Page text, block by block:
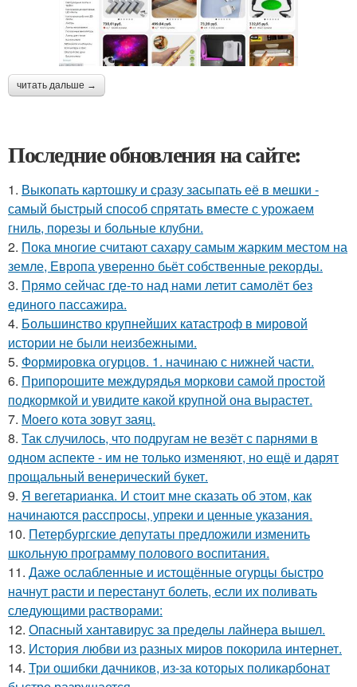
читать дальше →
Последние обновления на сайте:
1. Выкопать картошку и сразу засыпать её в мешки -
самый быстрый способ спрятать вместе с урожаем
гниль, порезы и больные клубни.
2. Пока многие считают сахару самым жарким местом на
земле, Европа уверенно бьёт собственные рекорды.
3. Прямо сейчас где-то над нами летит самолёт без
единого пассажира.
4. Большинство крупнейших катастроф в мировой
истории не были неизбежными.
5. Формировка огурцов. 1. начинаю с нижней части.
6. Припорошите междурядья моркови самой простой
подкормкой и увидите какой крупной она вырастет.
7. Моего кота зовут заяц.
8. Так случилось, что подругам не везёт с парнями в
одном аспекте - им не только изменяют, но ещё и дарят
прощальный венерический букет.
9. Я вегетарианка. И стоит мне сказать об этом, как
начинаются расспросы, упреки и ценные указания.
10. Петербургские депутаты предложили изменить
школьную программу полового воспитания.
11. Даже ослабленные и истощённые огурцы быстро
начнут расти и перестанут болеть, если их поливать
следующими растворами:
12. Опасный хантавирус за пределы лайнера вышел.
13. История любви из разных миров покорила интернет.
14. Три ошибки дачников, из-за которых поликарбонат